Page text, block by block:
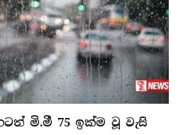
මි.මී 75 ඉක්ම වූ වැසි